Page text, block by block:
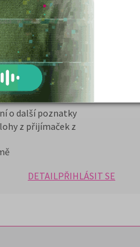
maturitu z chemie.
CHEMIE a časopis
z chemie a znalosti se
řízením a organizací
o další poznatky
z přijímaček z
DETAILPŘIHLÁSIT SE